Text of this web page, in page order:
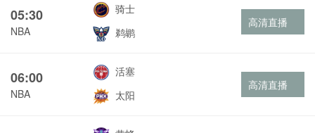
05:30
NBA
骑士
鹈鹕
高清直播
06:00
NBA
活塞
太阳
高清直播